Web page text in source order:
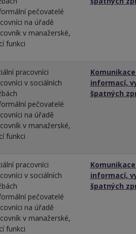
pečovatelé
na úřadě
v manažerské,
funkci
pracovníci
v sociálních
pečovatelé
na úřadě
v manažerské,
funkci
informací,
špatných
pracovníci
v sociálních
pečovatelé
na úřadě
v manažerské,
funkci
informací,
špatných